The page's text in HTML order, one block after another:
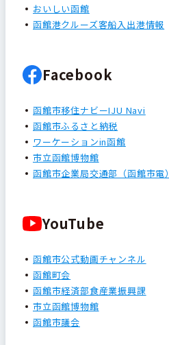
おいしい函館
函館港クルーズ客船入出港情報
Facebook
函館市移住ナビーIJU Navi
函館市ふるさと納税
ワーケーションin函館
市立函館博物館
函館市企業局交通部（函館市電）
YouTube
函館市公式動画チャンネル
函館町会
函館市経済部食産業振興課
市立函館博物館
函館市議会